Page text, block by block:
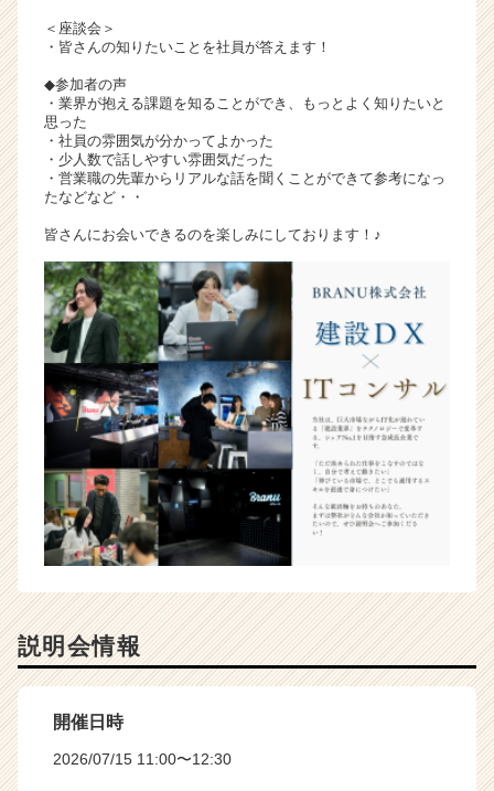
＜座談会＞
・皆さんの知りたいことを社員が答えます！
◆参加者の声
・業界が抱える課題を知ることができ、もっとよく知りたいと
思った
・社員の雰囲気が分かってよかった
・少人数で話しやすい雰囲気だった
・営業職の先輩からリアルな話を聞くことができて参考になっ
たなどなど・・
皆さんにお会いできるのを楽しみにしております！♪
説明会情報
開催日時
2026/07/15 11:00〜12:30